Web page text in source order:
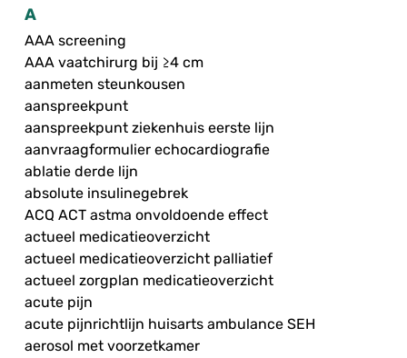
A
AAA screening
AAA vaatchirurg bij ≥4 cm
aanmeten steunkousen
aanspreekpunt
aanspreekpunt ziekenhuis eerste lijn
aanvraagformulier echocardiografie
ablatie derde lijn
absolute insulinegebrek
ACQ ACT astma onvoldoende effect
actueel medicatieoverzicht
actueel medicatieoverzicht palliatief
actueel zorgplan medicatieoverzicht
acute pijn
acute pijnrichtlijn huisarts ambulance SEH
aerosol met voorzetkamer